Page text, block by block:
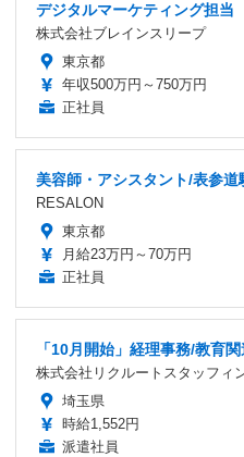
デジタルマーケティング担当
株式会社ブレインスリープ
東京都
年収500万円～750万円
正社員
美容師・アシスタント/表参
RESALON
東京都
月給23万円～70万円
正社員
「10月開始」経理事務/教育
株式会社リクルートスタッフィ
埼玉県
時給1,552円
派遣社員